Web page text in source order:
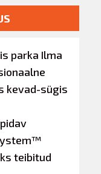
parka Ilma
kevad-sügis
teibitud